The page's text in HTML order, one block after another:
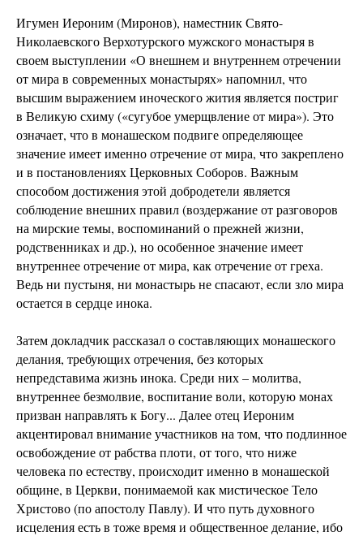
Игумен Иероним (Миронов), наместник Свято-
Николаевского Верхотурского мужского монастыря в
своем выступлении «О внешнем и внутреннем отречении
от мира в современных монастырях» напомнил, что
высшим выражением иноческого жития является постриг
в Великую схиму («сугубое умерщвление от мира»). Это
означает, что в монашеском подвиге определяющее
значение имеет именно отречение от мира, что закреплено
и в постановлениях Церковных Соборов. Важным
способом достижения этой добродетели является
соблюдение внешних правил (воздержание от разговоров
на мирские темы, воспоминаний о прежней жизни,
родственниках и др.), но особенное значение имеет
внутреннее отречение от мира, как отречение от греха.
Ведь ни пустыня, ни монастырь не спасают, если зло мира
остается в сердце инока.
Затем докладчик рассказал о составляющих монашеского
делания, требующих отречения, без которых
непредставима жизнь инока. Среди них – молитва,
внутреннее безмолвие, воспитание воли, которую монах
призван направлять к Богу... Далее отец Иероним
акцентировал внимание участников на том, что подлинное
освобождение от рабства плоти, от того, что ниже
человека по естеству, происходит именно в монашеской
общине, в Церкви, понимаемой как мистическое Тело
Христово (по апостолу Павлу). И что путь духовного
исцеления есть в тоже время и общественное делание, ибо